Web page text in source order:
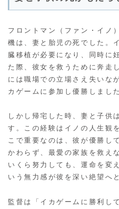
フロントマン（ファン・イノ
機は、妻と胎児の死でした。
臓移植が必要になり、同時に
た際、彼女を救うために奔走
には職場での立場さえ失いな
カゲームに参加し優勝しまし
しかし帰宅した時、妻と子供
す。この経験はイノの人生観
こで重要なのは、彼が優勝し
かわらず、最愛の家族を救え
いくら努力しても、運命を変
いう無力感が彼を深い絶望へ
監督は「イカゲームに勝利し